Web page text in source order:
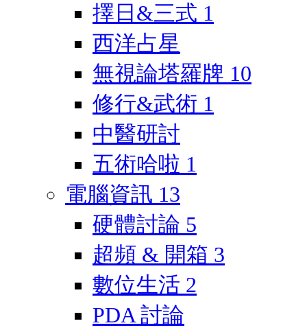
擇日&三式 1
西洋占星
無視論塔羅牌 10
修行&武術 1
中醫研討
五術哈啦 1
電腦資訊 13
硬體討論 5
超頻 & 開箱 3
數位生活 2
PDA 討論